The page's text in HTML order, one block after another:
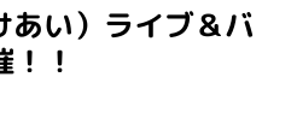
あい）ライブ＆バ
！